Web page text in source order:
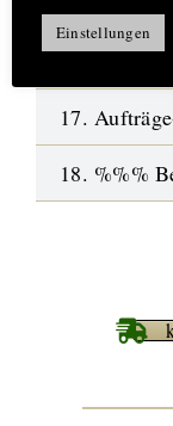
16.
Neue
17.
18. %%%
Einstellungen